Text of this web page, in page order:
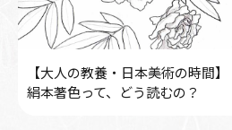
【大人の教養・日本美術の時間】
絹本著色って、どう読むの？